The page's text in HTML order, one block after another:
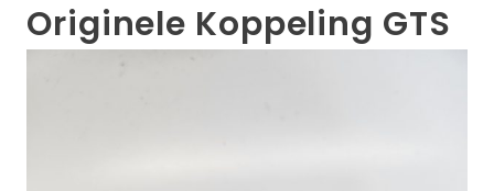
Originele Koppeling GTS